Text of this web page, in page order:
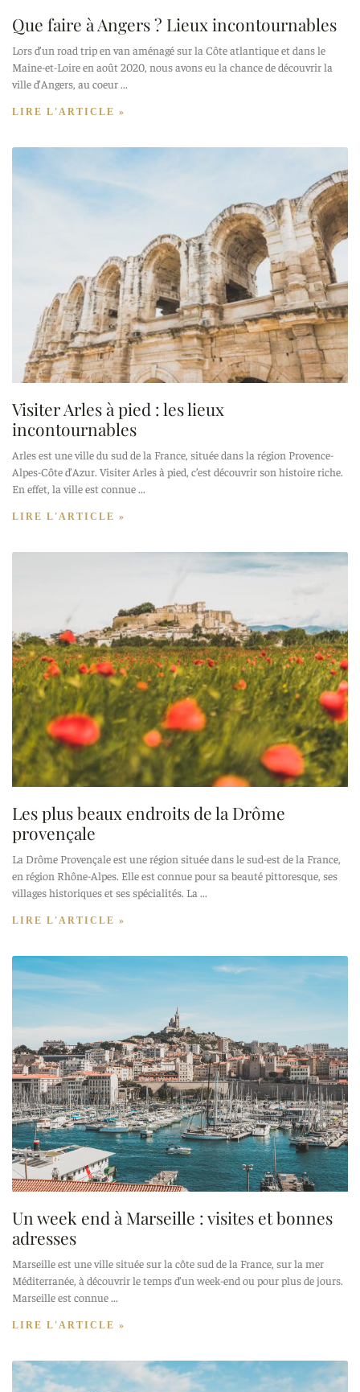
Que faire à Angers ? Lieux incontournables
Lors d’un road trip en van aménagé sur la Côte atlantique et dans le
Maine-et-Loire en août 2020, nous avons eu la chance de découvrir la
ville d’Angers, au coeur
LIRE L'ARTICLE »
Visiter Arles à pied : les lieux
incontournables
Arles est une ville du sud de la France, située dans la région Provence-
Alpes-Côte d’Azur. Visiter Arles à pied, c’est découvrir son histoire riche.
En effet, la ville est connue
LIRE L'ARTICLE »
Les plus beaux endroits de la Drôme
provençale
La Drôme Provençale est une région située dans le sud-est de la France,
en région Rhône-Alpes. Elle est connue pour sa beauté pittoresque, ses
villages historiques et ses spécialités. La
LIRE L'ARTICLE »
Un week end à Marseille : visites et bonnes
adresses
Marseille est une ville située sur la côte sud de la France, sur la mer
Méditerranée, à découvrir le temps d’un week-end ou pour plus de jours.
Marseille est connue
LIRE L'ARTICLE »